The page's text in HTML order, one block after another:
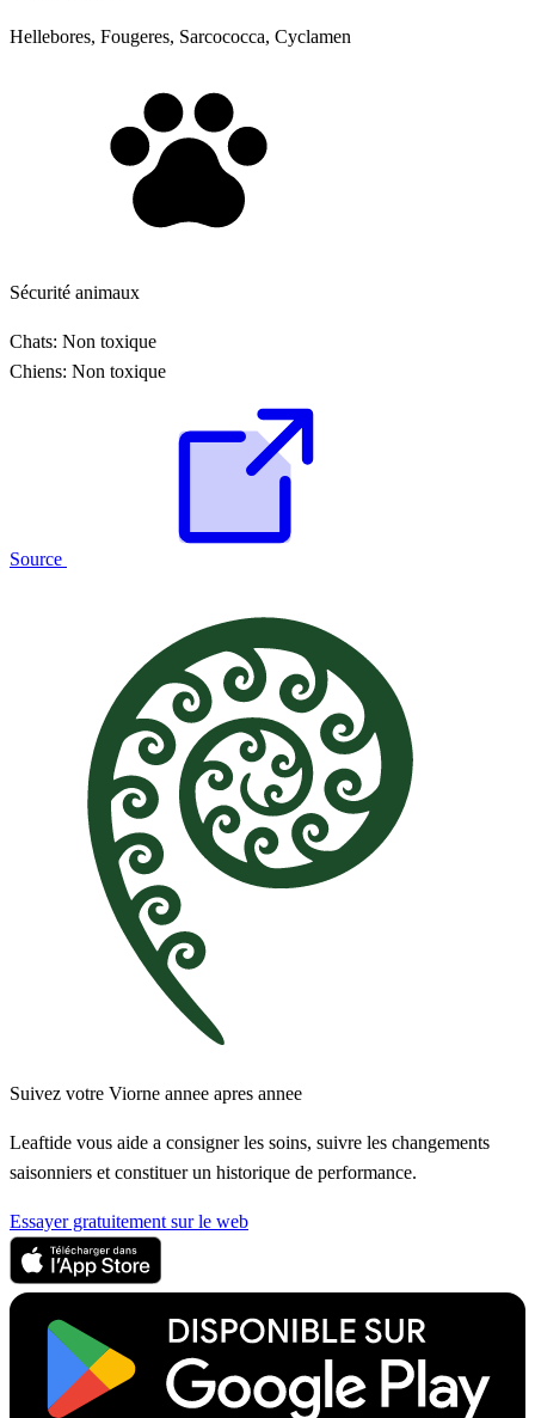
Hellebores, Fougeres, Sarcococca, Cyclamen
Sécurité animaux
Chats: Non toxique
Chiens: Non toxique
Source
Suivez votre Viorne annee apres annee
Leaftide vous aide a consigner les soins, suivre les changements
saisonniers et constituer un historique de performance.
Essayer gratuitement sur le web